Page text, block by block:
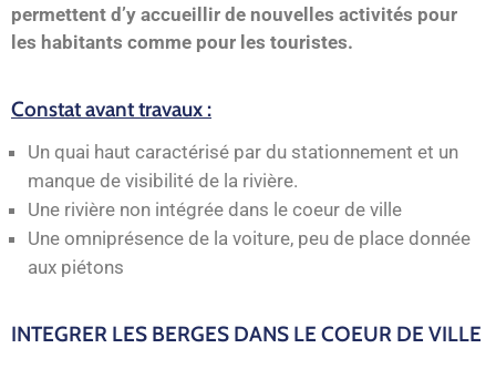
permettent d’y accueillir de nouvelles activités pour
les habitants comme pour les touristes.
Constat avant travaux :
Un quai haut caractérisé par du stationnement et un
manque de visibilité de la rivière.
Une rivière non intégrée dans le coeur de ville
Une omniprésence de la voiture, peu de place donnée
aux piétons
INTEGRER LES BERGES DANS LE COEUR DE VILLE